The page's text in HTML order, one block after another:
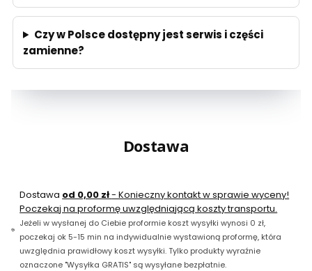
Czy w Polsce dostępny jest serwis i części
zamienne?
Dostawa
Dostawa od 0,00 zł- Konieczny kontakt w sprawie wyceny!
Poczekaj na proformę uwzględniającą koszty transportu.
Jeżeli w wysłanej do Ciebie proformie koszt wysyłki wynosi 0 zł,
poczekaj ok 5-15 min na indywidualnie wystawioną proformę, która
uwzględnia prawidłowy koszt wysyłki. Tylko produkty wyraźnie
oznaczone "Wysyłka GRATIS" są wysyłane bezpłatnie.